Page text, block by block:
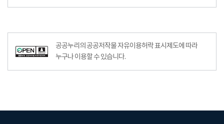
공공누리공공저작물자유이용허락–출처표시이미지
공공누리의 공공저작물 자유이용허락 표시제도에 따라
누구나 이용할 수 있습니다.